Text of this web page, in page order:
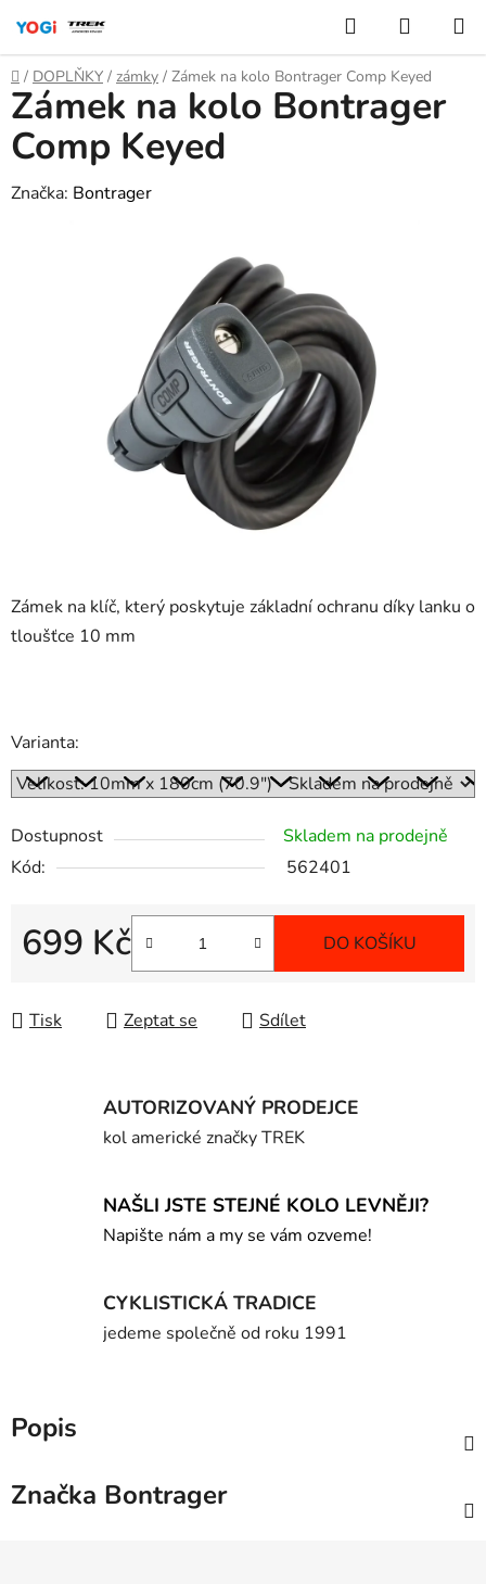
obsah
Hledat
KOŠÍK
Domů
/ DOPLŇKY / zámky / Zámek na kolo Bontrager Comp Keyed
Zámek na klíč, který poskytuje základní ochranu díky lanku o
tloušťce 10 mm
Varianta:
Dostupnost
Skladem na prodejně
Kód:
562401
699 Kč DO KOŠÍKU
Tisk Zeptat se Sdílet
Zámek na kolo Bontrager
Comp Keyed
Značka: Bontrager
AUTORIZOVANÝ PRODEJCE
kol americké značky TREK
NAŠLI JSTE STEJNÉ KOLO LEVNĚJI?
Napište nám a my se vám ozveme!
CYKLISTICKÁ TRADICE
jedeme společně od roku 1991
Popis
Značka Bontrager